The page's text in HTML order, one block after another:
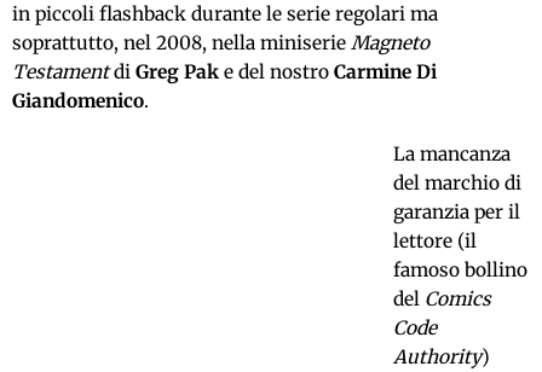
in piccoli flashback durante le serie regolari ma
soprattutto, nel 2008, nella miniserie Magneto
Testamentdi Greg Pak e del nostro Carmine Di
Giandomenico.
La mancanza
del marchio di
garanzia per il
lettore (il
famoso bollino
del Comics
Code
Authority)